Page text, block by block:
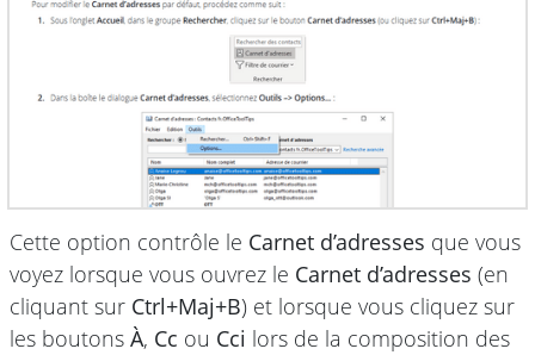
Cette option contrôle le Carnet d’adresses que vous
voyez lorsque vous ouvrez le Carnet d’adresses (en
cliquant sur Ctrl+Maj+B) et lorsque vous cliquez sur
les boutons À, Cc ou Cci lors de la composition des